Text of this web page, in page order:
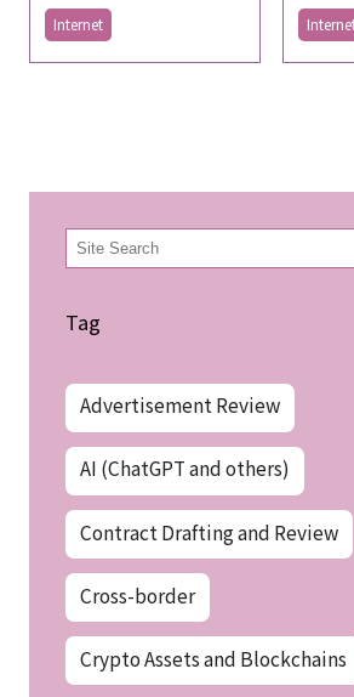
Internet
検
索
Tag
Advertisement Review
AI (ChatGPT and others)
Contract Drafting and Review
Cross-border
Crypto Assets and Blockchains